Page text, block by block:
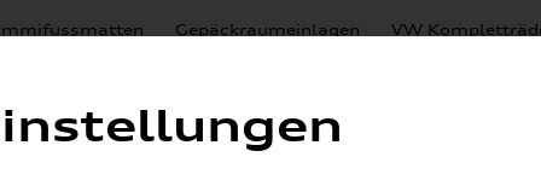
Gepäckraumeinlagen VW
Lackierungen